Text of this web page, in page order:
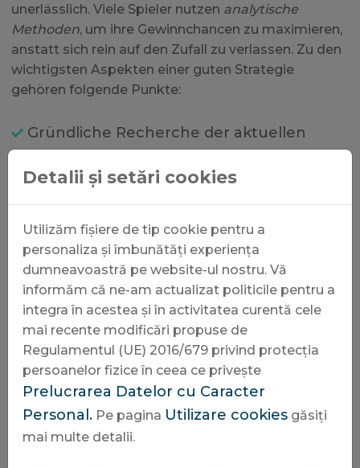
unerlässlich. Viele Spieler nutzen analytische
Methoden, um ihre Gewinnchancen zu maximieren,
anstatt sich rein auf den Zufall zu verlassen. Zu den
wichtigsten Aspekten einer guten Strategie
gehören folgende Punkte:
Gründliche Recherche der aktuellen
Mannschaftsform
Verwaltung des persönlichen
Wettbudgets
Nutzung von Statistiken zur Vorbereitung
Abschließend bleibt festzuhalten, dass
verantwortungsbewusstes Spielen immer an erster
Stelle stehen sollte. Ein seriöser Anbieter wie Tipico
bietet hierbei hilfreiche Werkzeuge, um das eigene
Setzverhalten stets unter Kontrolle zu behalten.
Wer informiert bleibt und die Quoten genau
vergleicht, kann das Beste aus seinen Wetten
in vollen Zügen genießen.
Detalii și setări cookies
Utilizăm fișiere de tip cookie pentru a
personaliza și îmbunătăți experiența
dumneavoastră pe website-ul nostru. Vă
informăm că ne-am actualizat politicile pentru a
integra în acestea și în activitatea curentă cele
mai recente modificări propuse de
Regulamentul (UE) 2016/679 privind protecția
persoanelor fizice în ceea ce privește
Prelucrarea Datelor cu Caracter
Personal. Pe pagina Utilizare cookies găsiți
mai multe detalii.